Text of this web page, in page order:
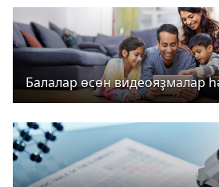
Балалар өсөн видеояҙмалар